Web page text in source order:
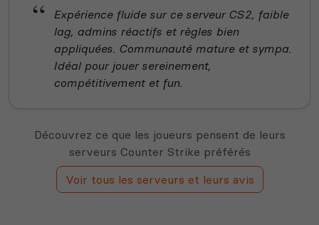
Expérience fluide sur ce serveur CS2, faible
lag, admins réactifs et règles bien
appliquées. Communauté mature et sympa.
Idéal pour jouer sereinement,
compétitivement et fun.
Découvrez ce que les joueurs pensent de leurs
serveurs Counter Strike préférés
Voir tous les serveurs et leurs avis